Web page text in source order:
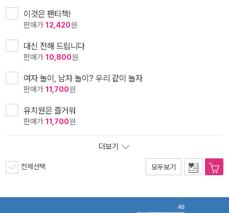
이것은 팬티책!
판매가 12,420원
대신 전해 드립니다
판매가 10,800원
여자 놀이, 남자 놀이? 우리 같이 놀자
판매가 11,700원
유치원은 즐거워
판매가 11,700원
더보기
전체선택 모두보기